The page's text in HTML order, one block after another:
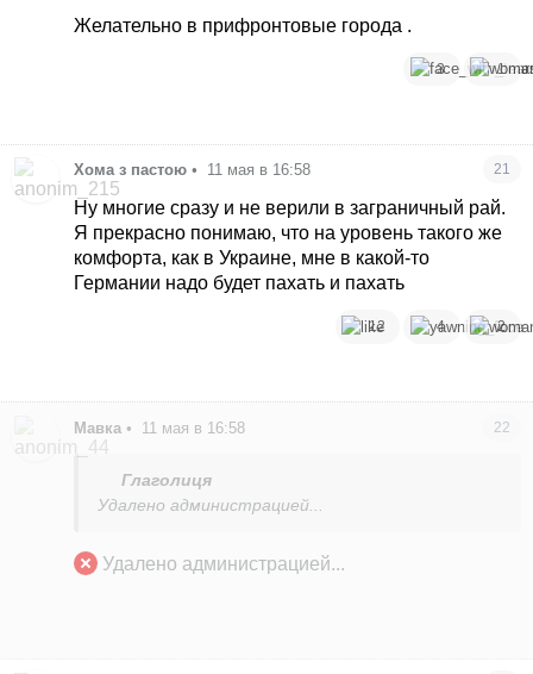
Желательно в прифронтовые города .
3 1
Хома з пастою • 11 мая в 16:58 21
Ну многие сразу и не верили в заграничный рай.
Я прекрасно понимаю, что на уровень такого же
комфорта, как в Украине, мне в какой-то
Германии надо будет пахать и пахать
12 4 2
Мавка • 11 мая в 16:58 22
Глаголиця
Удалено администрацией...
Удалено администрацией...